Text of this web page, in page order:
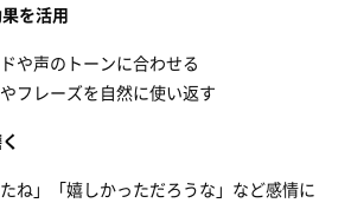
を活用
や声のトーンに合わせる
フレーズを自然に使い返す
たね」「嬉しかっただろうな」など感情に